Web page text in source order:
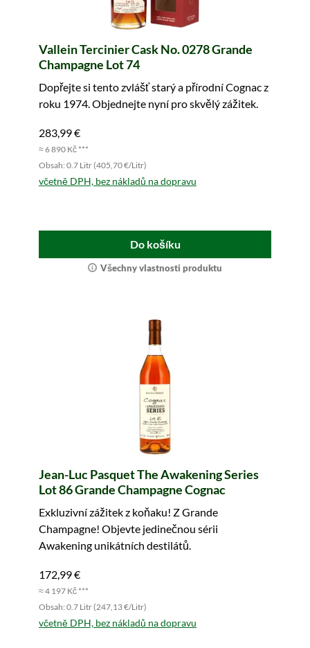
Vallein Tercinier Cask No. 0278 Grande
Champagne Lot 74
Dopřejte si tento zvlášť starý a přírodní Cognac z
roku 1974. Objednejte nyní pro skvělý zážitek.
283,99 €
≈ 6 890 Kč ***
Obsah: 0.7 Litr (405,70 €/Litr)
včetně DPH, bez nákladů na dopravu
Do košíku
Všechny vlastnosti produktu
Jean-Luc Pasquet The Awakening Series
Lot 86 Grande Champagne Cognac
Exkluzivní zážitek z koňaku! Z Grande
Champagne! Objevte jedinečnou sérii
Awakening unikátních destilátů.
172,99 €
≈ 4 197 Kč ***
Obsah: 0.7 Litr (247,13 €/Litr)
včetně DPH, bez nákladů na dopravu